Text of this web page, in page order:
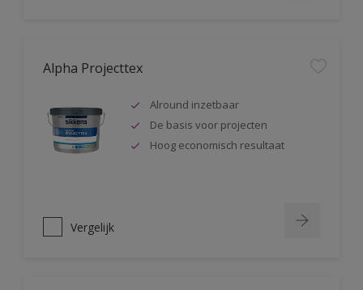
Alpha Projecttex
Alround inzetbaar
De basis voor projecten
Hoog economisch resultaat
Vergelijk